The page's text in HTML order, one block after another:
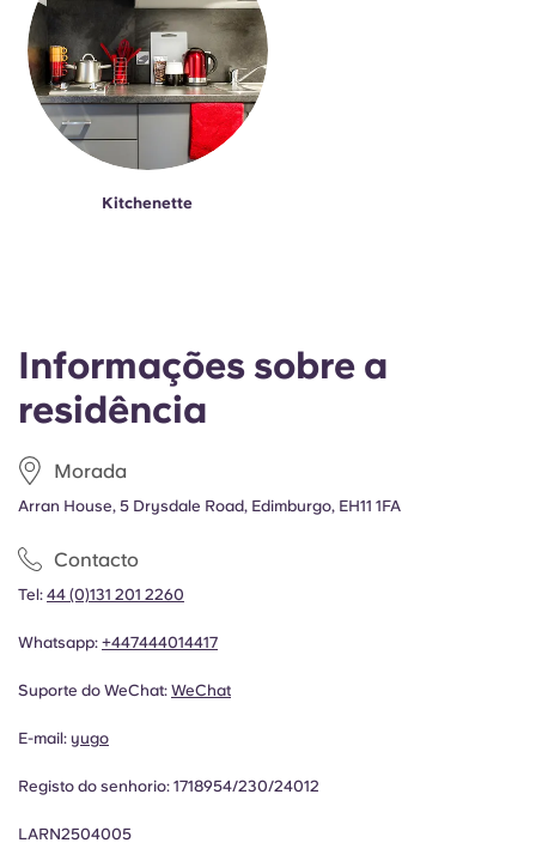
Informações sobre a
residência
Morada
Arran House, 5 Drysdale Road, Edimburgo, EH11 1FA
Contacto
Tel: 44 (0)131 201 2260
Whatsapp: +447444014417
Suporte do WeChat: WeChat
E-mail: yugo
Registo do senhorio: 1718954/230/24012
LARN2504005
Kitchenette